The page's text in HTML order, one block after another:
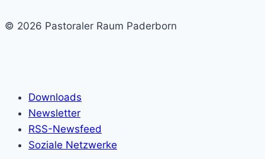
© 2026 Pastoraler Raum Paderborn
Downloads
Newsletter
RSS-Newsfeed
Soziale Netzwerke